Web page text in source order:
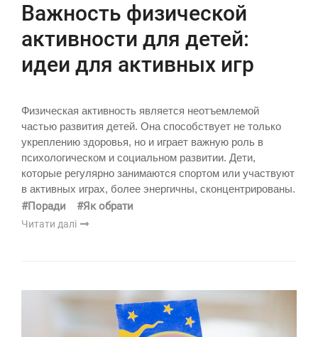
Важность физической
активности для детей:
идеи для активных игр
Физическая активность является неотъемлемой
частью развития детей. Она способствует не только
укреплению здоровья, но и играет важную роль в
психологическом и социальном развитии. Дети,
которые регулярно занимаются спортом или участвуют
в активных играх, более энергичны, сконцентрированы.
#Поради #Як обрати
Читати далі